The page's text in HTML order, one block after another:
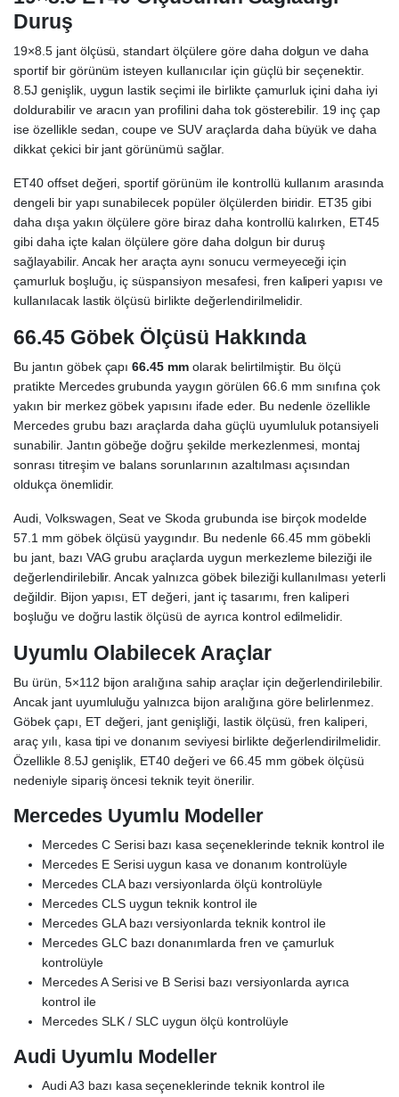
Duruş
19×8.5 jant ölçüsü, standart ölçülere göre daha dolgun ve daha
sportif bir görünüm isteyen kullanıcılar için güçlü bir seçenektir.
8.5J genişlik, uygun lastik seçimi ile birlikte çamurluk içini daha iyi
doldurabilir ve aracın yan profilini daha tok gösterebilir. 19 inç çap
ise özellikle sedan, coupe ve SUV araçlarda daha büyük ve daha
dikkat çekici bir jant görünümü sağlar.
ET40 offset değeri, sportif görünüm ile kontrollü kullanım arasında
dengeli bir yapı sunabilecek popüler ölçülerden biridir. ET35 gibi
daha dışa yakın ölçülere göre biraz daha kontrollü kalırken, ET45
gibi daha içte kalan ölçülere göre daha dolgun bir duruş
sağlayabilir. Ancak her araçta aynı sonucu vermeyeceği için
çamurluk boşluğu, iç süspansiyon mesafesi, fren kaliperi yapısı ve
kullanılacak lastik ölçüsü birlikte değerlendirilmelidir.
66.45 Göbek Ölçüsü Hakkında
Bu jantın göbek çapı66.45 mm olarak belirtilmiştir. Bu ölçü
pratikte Mercedes grubunda yaygın görülen 66.6 mm sınıfına çok
yakın bir merkez göbek yapısını ifade eder. Bu nedenle özellikle
Mercedes grubu bazı araçlarda daha güçlü uyumluluk potansiyeli
sunabilir. Jantın göbeğe doğru şekilde merkezlenmesi, montaj
sonrası titreşim ve balans sorunlarının azaltılması açısından
oldukça önemlidir.
Audi, Volkswagen, Seat ve Skoda grubunda ise birçok modelde
57.1 mm göbek ölçüsü yaygındır. Bu nedenle 66.45 mm göbekli
bu jant, bazı VAG grubu araçlarda uygun merkezleme bileziği ile
değerlendirilebilir. Ancak yalnızca göbek bileziği kullanılması yeterli
değildir. Bijon yapısı, ET değeri, jant iç tasarımı, fren kaliperi
boşluğu ve doğru lastik ölçüsü de ayrıca kontrol edilmelidir.
Uyumlu Olabilecek Araçlar
Bu ürün, 5×112 bijon aralığına sahip araçlar için değerlendirilebilir.
Ancak jant uyumluluğu yalnızca bijon aralığına göre belirlenmez.
Göbek çapı, ET değeri, jant genişliği, lastik ölçüsü, fren kaliperi,
araç yılı, kasa tipi ve donanım seviyesi birlikte değerlendirilmelidir.
Özellikle 8.5J genişlik, ET40 değeri ve 66.45 mm göbek ölçüsü
nedeniyle sipariş öncesi teknik teyit önerilir.
Mercedes Uyumlu Modeller
Mercedes C Serisi bazı kasa seçeneklerinde teknik kontrol ile
Mercedes E Serisi uygun kasa ve donanım kontrolüyle
Mercedes CLA bazı versiyonlarda ölçü kontrolüyle
Mercedes CLS uygun teknik kontrol ile
Mercedes GLA bazı versiyonlarda teknik kontrol ile
Mercedes GLC bazı donanımlarda fren ve çamurluk
kontrolüyle
Mercedes A Serisi ve B Serisi bazı versiyonlarda ayrıca
kontrol ile
Mercedes SLK / SLC uygun ölçü kontrolüyle
Audi Uyumlu Modeller
Audi A3 bazı kasa seçeneklerinde teknik kontrol ile